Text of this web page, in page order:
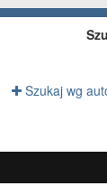
Szukaj wg